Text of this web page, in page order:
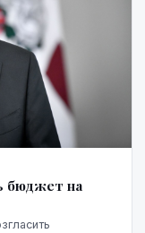
бюджет на